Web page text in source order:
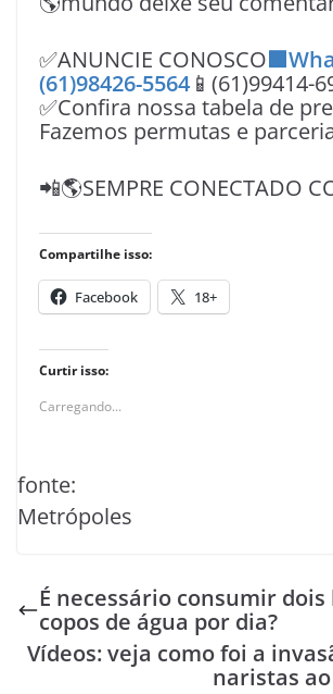
✅ANUNCIE CONOSCO
(61)98426-5564 📱(61)99414-
✅Confira nossa tabela de
Fazemos permutas e
📲🌎SEMPRE CONECTADO
Compartilhe isso:
Facebook 18+
Curtir isso:
Carregando...
fonte:
Metrópoles
É necessário consumir
copos de água por dia?
Vídeos: veja como foi a
naristas